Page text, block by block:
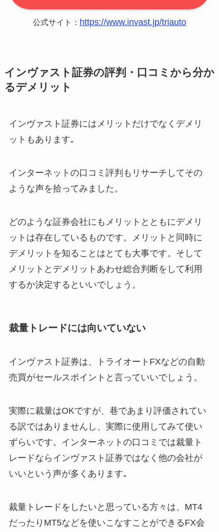
公式サイト： https://www.invast.jp/triauto
インヴァスト証券の評判・口コミから分か
るデメリット
インヴァスト証券にはメリットだけでなくデメリ
ットもあります｡
インターネットの口コミ評判もリサーチしてその
ような声を拾ってみました。
どのような証券会社にもメリットとともにデメリ
ットは存在しているものです。メリットと同時に
デメリットを知ることはとても大事です。そして
メリットとデメリットあわせ総合判断をして利用
するか決定するといいでしょう。
裁量トレードには向いていない
インヴァスト証券は、トライオートFXなどの自動
売買がセールスポイントと言っていいでしょう。
実際に裁量はOKですが、巷であまり評価されてい
る訳ではありませんし、実際に使用してみて使い
ずらいです。インターネットの口コミでは裁量ト
レードならインヴァスト証券ではなく他の会社が
いいという声が多くあります｡
裁量トレードをしたいと思っている方々は、MT4
だったりMT5などを使いこなすことができるFX会